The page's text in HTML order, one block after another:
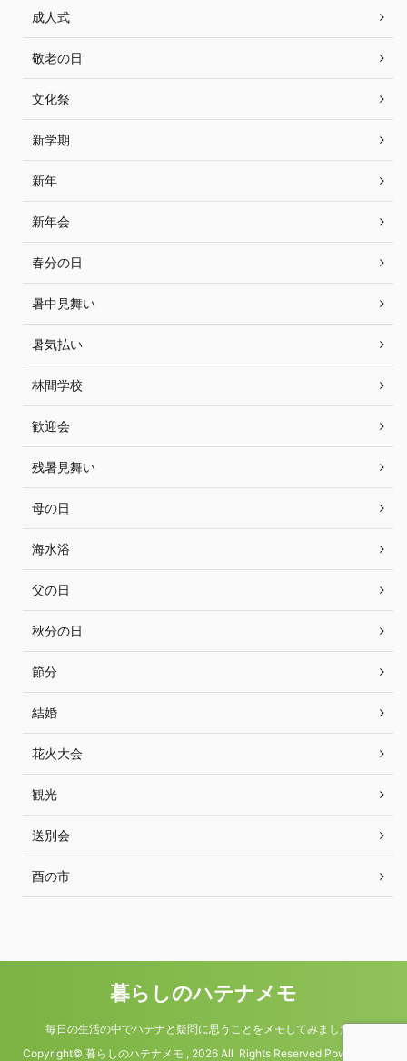
成人式
敬老の日
文化祭
新学期
新年
新年会
春分の日
暑中見舞い
暑気払い
林間学校
歓迎会
残暑見舞い
母の日
海水浴
父の日
秋分の日
節分
結婚
花火大会
観光
送別会
酉の市
暮らしのハテナメモ
毎日の生活の中でハテナと疑問に思うことをメモしてみました。
Copyright© 暮らしのハテナメモ , 2026 All Rights Reserved Powered by